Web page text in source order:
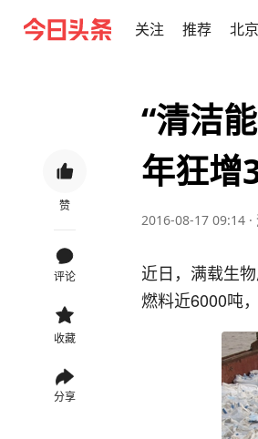
关注 推荐 北京
赞
评论
收藏
分享
“清洁
年狂增
2016-08-17 09:14 ·
近日，满载生
燃料近6000吨